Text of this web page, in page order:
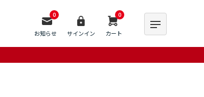
0
お知らせ サインイン
0
カート